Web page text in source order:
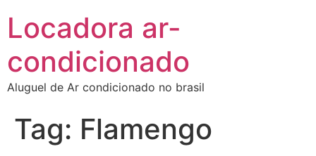
Locadora ar-
condicionado
Aluguel de Ar condicionado no brasil
Tag: Flamengo